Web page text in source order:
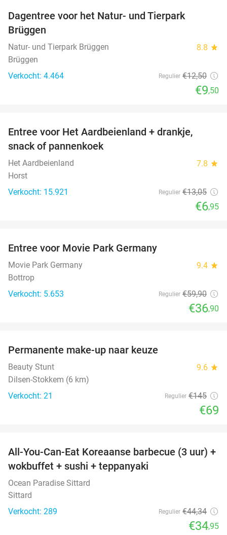
Dagentree voor het Natur- und Tierpark
Brüggen
Natur- und Tierpark Brüggen 8.8 star
Brüggen
Verkocht: 4.464
Regulier €12,50
€9,50
Entree voor Het Aardbeienland + drankje,
snack of pannenkoek
Het Aardbeienland 7.8 star
Horst
Verkocht: 15.921
Regulier €13,05
€6,95
Entree voor Movie Park Germany
Movie Park Germany 9.4 star
Bottrop
Verkocht: 5.653
Regulier €59,90
€36,90
Permanente make-up naar keuze
Beauty Stunt 9.6 star
Dilsen-Stokkem (6 km)
Verkocht: 21
Regulier €145
€69
21%
All-You-Can-Eat Koreaanse barbecue (3 uur) +
wokbuffet + sushi + teppanyaki
Ocean Paradise Sittard
Sittard
Verkocht: 289
Regulier €44,34
€34,95